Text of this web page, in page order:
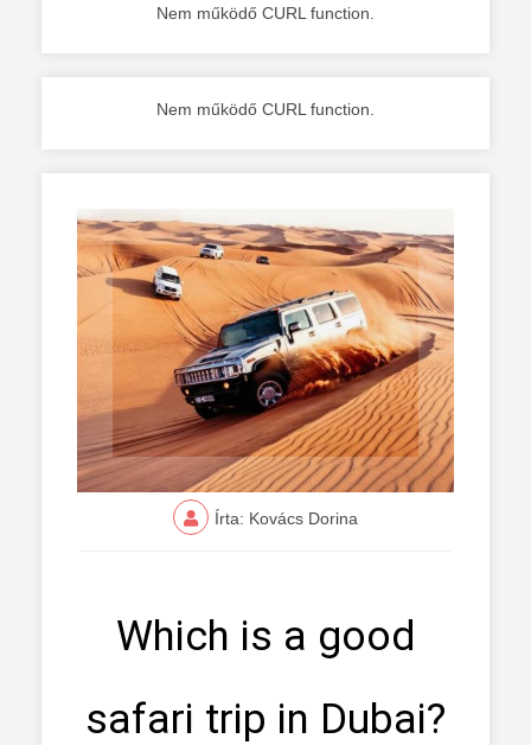
Nem működő CURL function.
Nem működő CURL function.
Írta: Kovács Dorina
Which is a good
safari trip in Dubai?